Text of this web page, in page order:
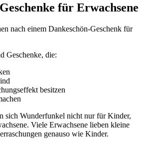
für Erwachsene
nach einem Dankeschön-Geschenk für
Geschenke, die:
besitzen
sich Wunderfunkel nicht nur für Kinder,
Viele Erwachsene lieben kleine
genauso wie Kinder.